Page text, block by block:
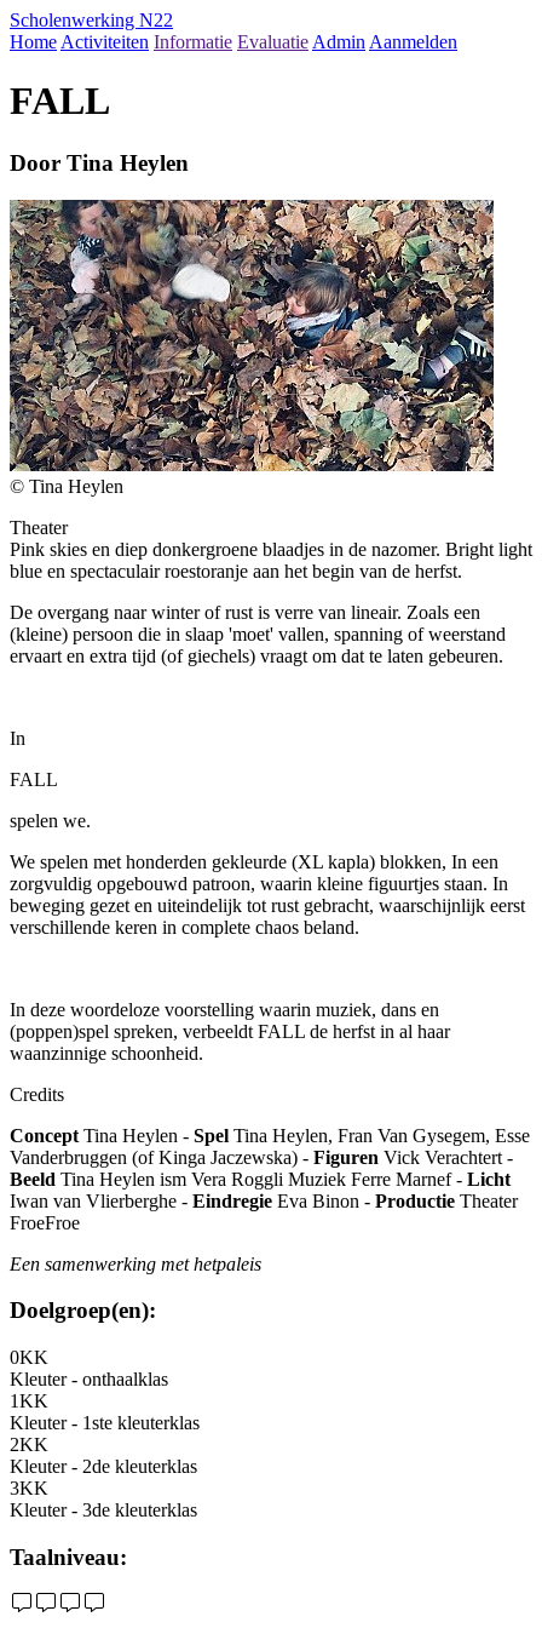
Scholenwerking N22
Home Activiteiten Informatie Evaluatie Admin Aanmelden
FALL
Door Tina Heylen
© Tina Heylen
Theater
Pink skies en diep donkergroene blaadjes in de nazomer. Bright light
blue en spectaculair roestoranje aan het begin van de herfst.
De overgang naar winter of rust is verre van lineair. Zoals een
(kleine) persoon die in slaap 'moet' vallen, spanning of weerstand
ervaart en extra tijd (of giechels) vraagt om dat te laten gebeuren.
In
FALL
spelen we.
We spelen met honderden gekleurde (XL kapla) blokken, In een
zorgvuldig opgebouwd patroon, waarin kleine figuurtjes staan. In
beweging gezet en uiteindelijk tot rust gebracht, waarschijnlijk eerst
verschillende keren in complete chaos beland.
In deze woordeloze voorstelling waarin muziek, dans en
(poppen)spel spreken, verbeeldt FALL de herfst in al haar
waanzinnige schoonheid.
Credits
Concept Tina Heylen - Spel Tina Heylen, Fran Van Gysegem, Esse
Vanderbruggen (of Kinga Jaczewska) - Figuren Vick Verachtert -
Beeld Tina Heylen ism Vera Roggli Muziek Ferre Marnef - Licht
Iwan van Vlierberghe - Eindregie Eva Binon - Productie Theater
FroeFroe
Een samenwerking met hetpaleis
Doelgroep(en):
0KK
Kleuter - onthaalklas
1KK
Kleuter - 1ste kleuterklas
2KK
Kleuter - 2de kleuterklas
3KK
Kleuter - 3de kleuterklas
Taalniveau: